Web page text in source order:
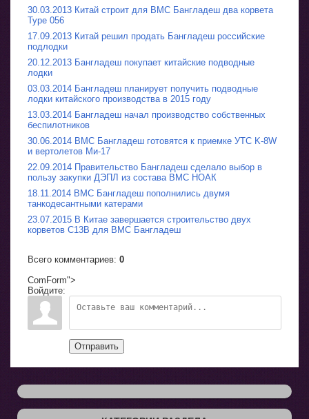
30.03.2013 Китай строит для ВМС Бангладеш два корвета
Type 056
17.09.2013 Китай решил продать Бангладеш российские
подлодки
20.12.2013 Бангладеш покупает китайские подводные
лодки
03.03.2014 Бангладеш планирует получить подводные
лодки китайского производства в 2015 году
13.03.2014 Бангладеш начал производство собственных
беспилотников
30.06.2014 ВМС Бангладеш готовятся к приемке УТС K-8W
и вертолетов Ми-17
22.09.2014 Правительство Бангладеш сделало выбор в
пользу закупки ДЭПЛ из состава ВМС НОАК
18.11.2014 ВМС Бангладеш пополнились двумя
танкодесантными катерами
23.07.2015 В Китае завершается строительство двух
корветов C13B для ВМС Бангладеш
Всего комментариев: 0
ComForm">
Войдите:
Отправить